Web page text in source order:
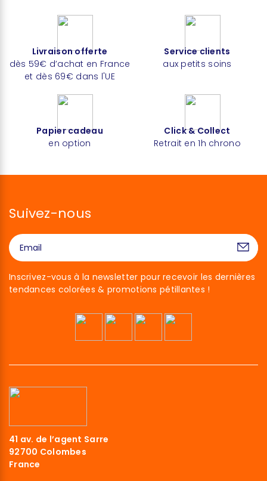
Livraison offerte
dès 59€ d’achat en France
et dès 69€ dans l'UE
Service clients
aux petits soins
Papier cadeau
en option
Click & Collect
Retrait en 1h chrono
Suivez-nous
Inscrivez-vous à la newsletter pour recevoir les dernières
tendances colorées & promotions pétillantes !
41 av. de l’agent Sarre
92700 Colombes
France